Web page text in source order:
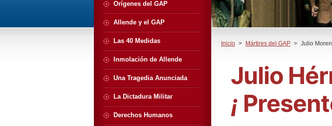
Inicio > Mártires del GAP > Julio
Julio
¡
Orígenes del GAP
Allende y el GAP
Las 40 Medidas
Inmolación de Allende
Una Tragedia Anunciada
La Dictadura Militar
Derechos Humanos